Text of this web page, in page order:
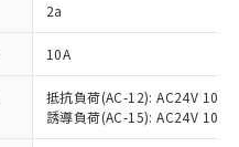
2a
10A
抵抗負荷(AC-12): AC24V 10A/
誘導負荷(AC-15): AC24V
だき、同意のうえ
（10物質）の非含
替える予定のある
指令（10物質）の
、対応品を出す予